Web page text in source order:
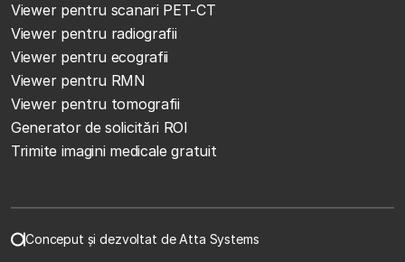
Viewer pentru scanari PET-CT
Viewer pentru radiografii
Viewer pentru ecografii
Viewer pentru RMN
Viewer pentru tomografii
Generator de solicitări ROI
Trimite imagini medicale gratuit
Conceput și dezvoltat de Atta Systems